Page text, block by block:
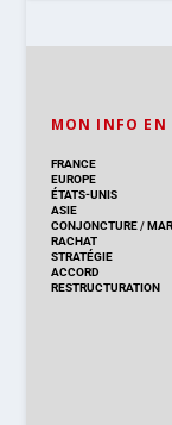
MON INFO EN
FRANCE
EUROPE
ÉTATS-UNIS
ASIE
CONJONCTURE/
RACHAT
STRATÉGIE
ACCORD
RESTRUCTURATION